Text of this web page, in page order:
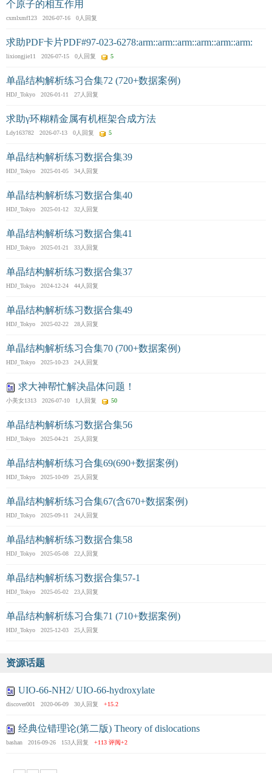
个原子的相互作用
cxmlxmf123 2026-07-16 0人回复
求助PDF卡片PDF#97-023-6278:arm::arm::arm::arm::arm::arm:
lixiongjie11 2026-07-15 0人回复 5
单晶结构解析练习合集72 (720+数据案例)
HDJ_Tokyo 2026-01-11 27人回复
求助γ环糊精金属有机框架合成方法
Ldy163782 2026-07-13 0人回复 5
单晶结构解析练习数据合集39
HDJ_Tokyo 2025-01-05 34人回复
单晶结构解析练习数据合集40
HDJ_Tokyo 2025-01-12 32人回复
单晶结构解析练习数据合集41
HDJ_Tokyo 2025-01-21 33人回复
单晶结构解析练习数据合集37
HDJ_Tokyo 2024-12-24 44人回复
单晶结构解析练习数据合集49
HDJ_Tokyo 2025-02-22 28人回复
单晶结构解析练习合集70 (700+数据案例)
HDJ_Tokyo 2025-10-23 24人回复
求大神帮忙解决晶体问题！
小美女1313 2026-07-10 1人回复 50
单晶结构解析练习数据合集56
HDJ_Tokyo 2025-04-21 25人回复
单晶结构解析练习合集69(690+数据案例)
HDJ_Tokyo 2025-10-09 25人回复
单晶结构解析练习合集67(含670+数据案例)
HDJ_Tokyo 2025-09-11 24人回复
单晶结构解析练习数据合集58
HDJ_Tokyo 2025-05-08 22人回复
单晶结构解析练习数据合集57-1
HDJ_Tokyo 2025-05-02 23人回复
单晶结构解析练习合集71 (710+数据案例)
HDJ_Tokyo 2025-12-03 25人回复
资源话题
UIO-66-NH2/ UIO-66-hydroxylate
discover001 2020-06-09 30人回复 +15.2
经典位错理论(第二版) Theory of dislocations
bashan 2016-09-26 153人回复 +113 评阅+2